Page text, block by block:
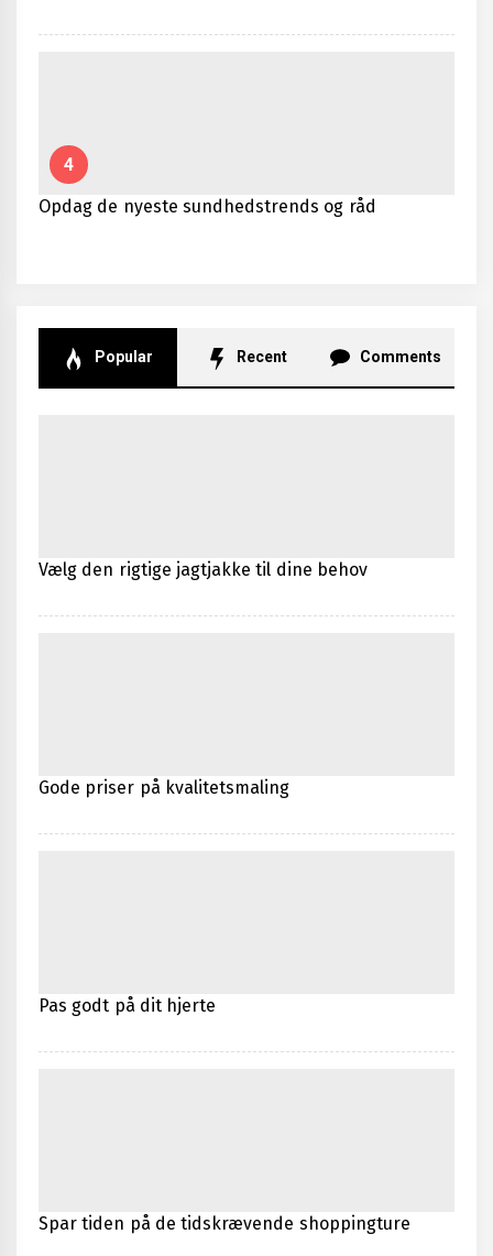
4
Opdag de nyeste sundhedstrends og råd
Popular Recent Comments
Vælg den rigtige jagtjakke til dine behov
Gode priser på kvalitetsmaling
Pas godt på dit hjerte
Spar tiden på de tidskrævende shoppingture